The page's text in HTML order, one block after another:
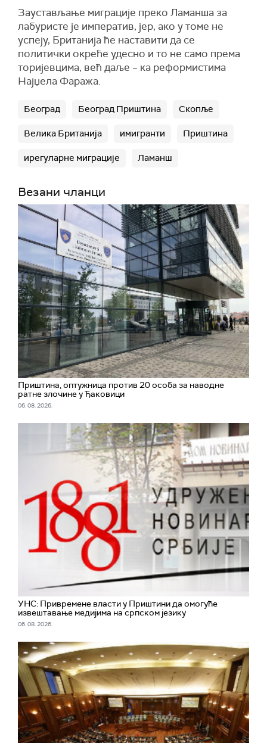
Заустављање миграције преко Ламанша за
лабуристе је императив, јер, ако у томе не
успеју, Британија ће наставити да се
политички окреће удесно и то не само према
торијевцима, већ даље – ка реформистима
Најџела Фаража.
Београд Београд Приштина Скопље
Велика Британија имигранти Приштина
ирегуларне миграције Ламанш
Везани чланци
Приштина, оптужница против 20 особа за наводне
ратне злочине у Ђаковици
06. 08. 2026.
УНС: Привремене власти у Приштини да омогуће
извештавање медијима на српском језику
06. 08. 2026.